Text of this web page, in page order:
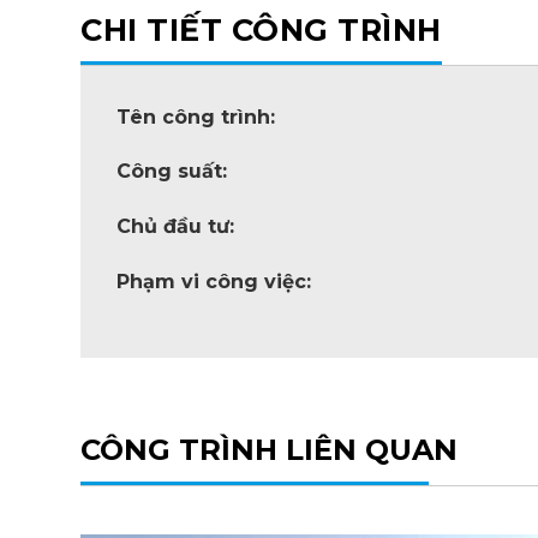
CHI TIẾT CÔNG TRÌNH
Tên công trình:
Công suất:
Chủ đầu tư:
Phạm vi công việc:
CÔNG TRÌNH LIÊN QUAN